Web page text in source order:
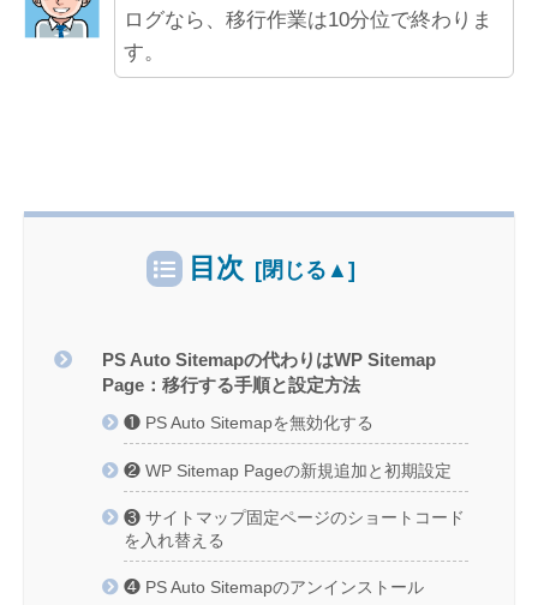
ログなら、移行作業は10分位で終わりま
す。
目次
PS Auto Sitemapの代わりはWP Sitemap
Page：移行する手順と設定方法
❶ PS Auto Sitemapを無効化する
❷ WP Sitemap Pageの新規追加と初期設定
❸ サイトマップ固定ページのショートコード
を入れ替える
❹ PS Auto Sitemapのアンインストール